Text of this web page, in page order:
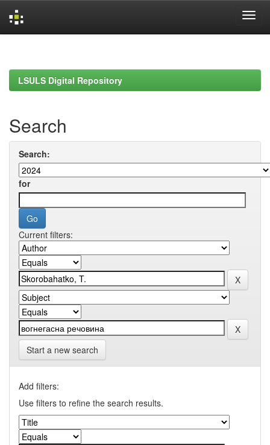
LSULS Digital Repository
Search
Search:
for
Current filters:
Start a new search
Add filters:
Use filters to refine the search results.